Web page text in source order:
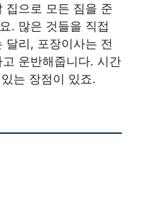
집으로 모든 짐을 준
. 많은 것들을 직접
달리, 포장이사는 전
운반해줍니다. 시간
는 장점이 있죠.